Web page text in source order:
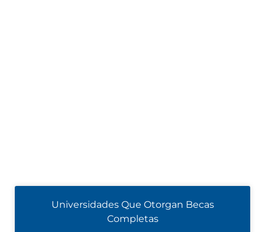
Universidades Que Otorgan Becas
Completas